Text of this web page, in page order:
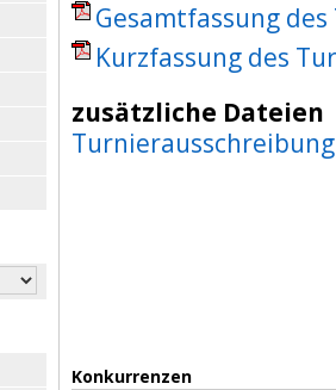
Gesamtfassung
Kurzfassung des
zusätzliche Dateien
Turnierausschreibung
Konkurrenzen